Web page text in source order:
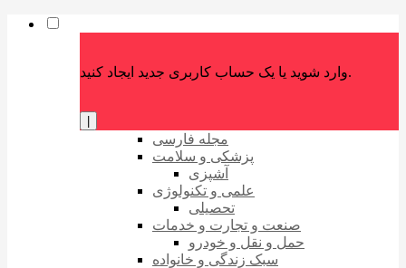
وارد شوید یا یک حساب کاربری جدید ایجاد کنید.
مجله فارسی
پزشکی و سلامت
آشپزی
علمی و تکنولوژی
تحصیلی
صنعت و تجارت و خدمات
حمل و نقل و خودرو
سبک زندگی و خانواده